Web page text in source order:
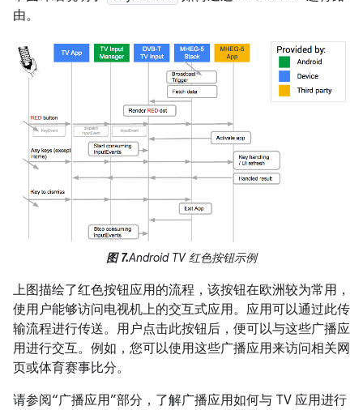
由。
图 7.Android TV 红色按钮示例
上图描绘了红色按钮应用的流程，该按钮在欧洲较为常用，
使用户能够访问电视机上的交互式应用。应用可以通过此传
输流程进行传送。用户点击此按钮后，便可以与这些广播应
用进行交互。例如，您可以使用这些广播应用来访问相关网
页或体育赛事比分。
请参阅“广播应用”部分，了解广播应用如何与 TV 应用进行